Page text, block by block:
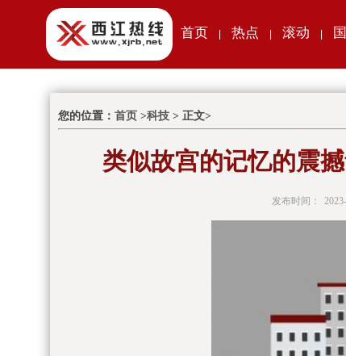
首页 热点 滚动
您的位置： 首页 >科技 > 正文>
类似故宫的记忆的震
发布时间：